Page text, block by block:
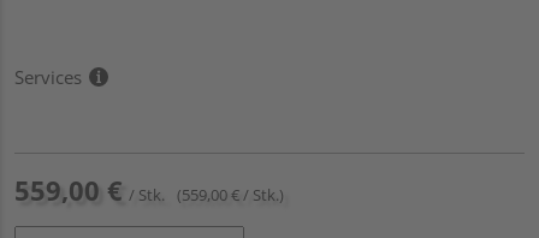
Services
559,00 € / Stk. (559,00 € / Stk.)